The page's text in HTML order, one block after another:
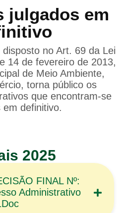
julgados em
no Art. 69 da Lei
14 de fevereiro de 2013,
de Meio Ambiente,
torna público os
que encontram-se
em definitivo.
2025
FINAL Nº:
Administrativo